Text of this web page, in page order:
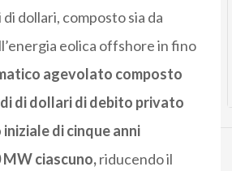
dollari, composto sia da
eolica offshore in fino
agevolato composto
di dollari di debito privato
di cinque anni
ciascuno,riducendo il